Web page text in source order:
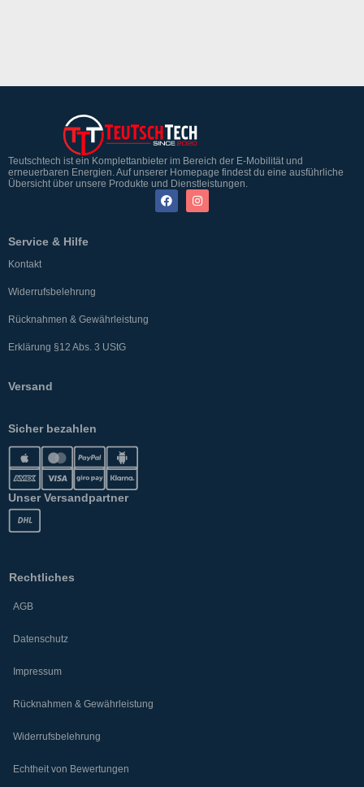
Teutschtech ist ein Komplettanbieter im Bereich der E-Mobilität und
erneuerbaren Energien. Auf unserer Homepage findest du eine ausführliche
Übersicht über unsere Produkte und Dienstleistungen.
Service & Hilfe
Kontakt
Widerrufsbelehrung
Rücknahmen & Gewährleistung
Erklärung §12 Abs. 3 UStG
Versand
Sicher bezahlen
Unser Versandpartner
Rechtliches
AGB
Datenschutz
Impressum
Rücknahmen & Gewährleistung
Widerrufsbelehrung
Echtheit von Bewertungen